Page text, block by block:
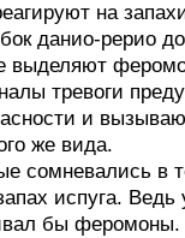
на
данио-рерио
выделяют
тревоги
и
же вида.
сомневались в
испуга. Ведь
бы феромоны.